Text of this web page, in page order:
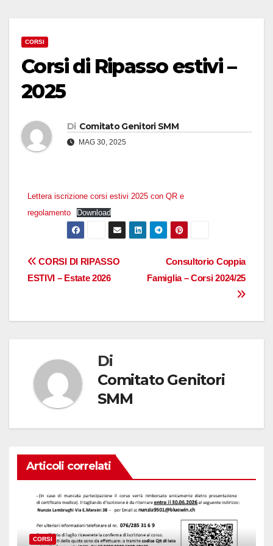
CORSI
Corsi di Ripasso estivi –
2025
Di Comitato Genitori SMM
MAG 30, 2025
Lettera iscrizione corsi estivi 2025 con QR e
regolamento
Download
Navigazione
Consultorio Coppia
Famiglia – Corsi 2024/25
CORSI DI RIPASSO
ESTIVI – Estate 2026
Di
Comitato Genitori
SMM
Articoli correlati
CORSI